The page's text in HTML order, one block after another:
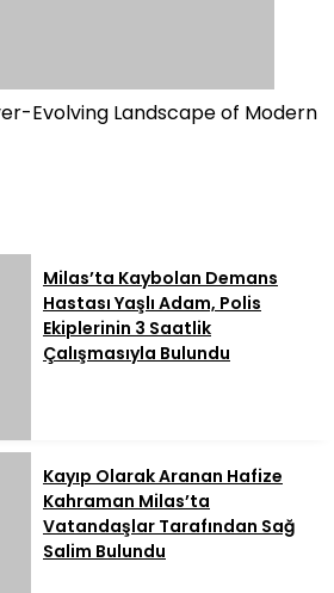
Evolving Landscape of Modern
Milas’ta Kaybolan Demans
Hastası Yaşlı Adam, Polis
Ekiplerinin 3 Saatlik
Çalışmasıyla Bulundu
Kayıp Olarak Aranan Hafize
Kahraman Milas’ta
Vatandaşlar Tarafından Sağ
Salim Bulundu